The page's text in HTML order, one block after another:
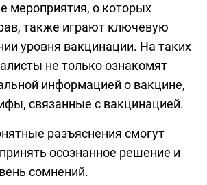
мероприятия, о которых
также играют ключевую
уровня вакцинации. На таких
не только ознакомят
информацией о вакцине,
связанные с вакцинацией.
разъяснения смогут
осознанное решение и
сомнений.